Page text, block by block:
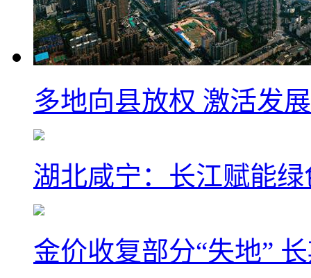
多地向县放权 激活发
湖北咸宁：长江赋能
金价收复部分“失地”